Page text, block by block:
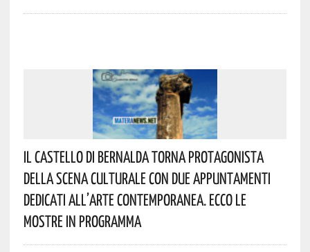
Il Castello Di Bernalda Torna Protagonista
Della Scena Culturale Con Due Appuntamenti
Dedicati All’arte Contemporanea. Ecco Le
Mostre In Programma